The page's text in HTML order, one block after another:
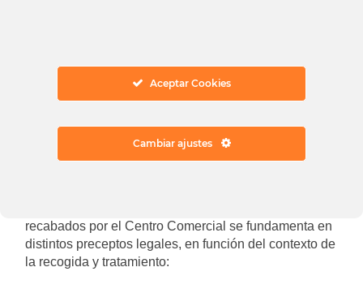
recogida y tratamiento de datos personales, sometidos
a rigurosos controles de privacidad.
3. ¿CUÁL ES LA BASE QUE
LEGITIMA EL TRATAMIENTO?
recabados por el Centro Comercial se fundamenta en
distintos preceptos legales, en función del contexto de
la recogida y tratamiento:
Aceptar Cookies
Cambiar ajustes